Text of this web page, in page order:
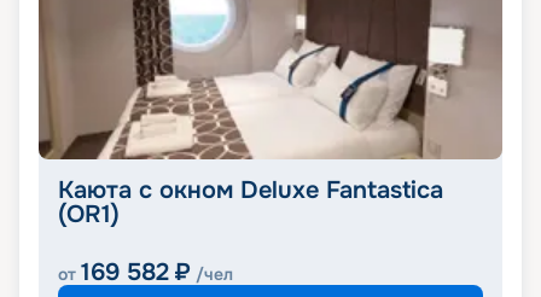
Каюта с окном Deluxe Fantastica
(OR1)
от 169 582 ₽ /чел